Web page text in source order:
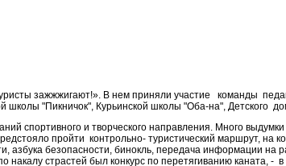
зажжжигают!». В нем приняли участие команды
школы "Пикничок", Курьинской школы "Оба-на", Детского
спортивного и творческого направления. Много
пройти контрольно- туристический маршрут, на
безопасности, бинокль, передача информации на
страстей был конкурс по перетягиванию каната, - в